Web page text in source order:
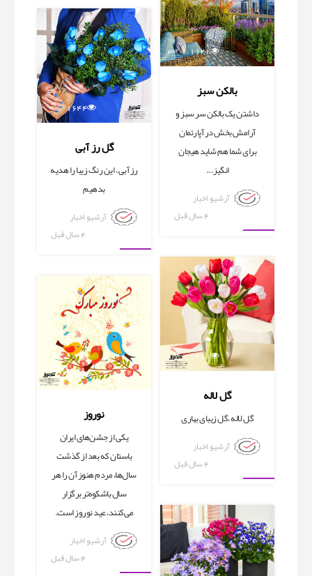
1122
بالکن سبز
داشتن یک بالکن سر سبز و
آرامش بخش در آپارتمان
برای شما هم شاید هیجان
انگیز...
آرشیو اخبار
4 سال قبل
1644
گل رز آبی
رز آبی ، این رنگ زیبا را هدیه
بدهیم
آرشیو اخبار
4 سال قبل
1311
گل لاله
گل لاله ،گل زیبای بهاری
آرشیو اخبار
4 سال قبل
980
نوروز
یکی از جشن‌های ایران
باستان که بعد از گذشت
سال‌ها، مردم هنوز آن را هر
سال باشکوه‌تر برگزار
می‌کنند، عید نوروز است.
آرشیو اخبار
4 سال قبل